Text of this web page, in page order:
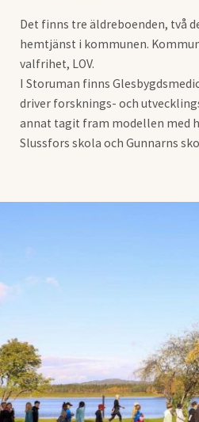
Det finns tre äldreboenden, två
hemtjänst i kommunen.
valfrihet, LOV.
I Storuman finns
driver forsknings- och
annat tagit fram modellen med
Slussfors skola och Gunnarns